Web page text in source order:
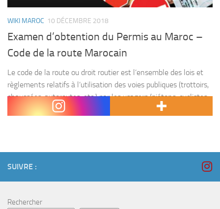
WIKI MAROC 10 DÉCEMBRE 2018
Examen d’obtention du Permis au Maroc –
Code de la route Marocain
Le code de la route ou droit routier est l’ensemble des lois et
règlements relatifs à l’utilisation des voies publiques (trottoirs,
chaussées, autoroutes, etc.) par les usagers (piétons, cyclistes,
deux-roues à moteur, automobilistes, etc.)....
SUIVRE :
Rechercher